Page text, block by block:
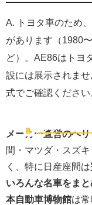
A. トヨタ車のため
があります（1980
ど）。AE86はトヨ
設には展示されま
式でご確認ください
📝 まとめ
メーカー直営のヘ
間・マツダ・スズ
く、特に日産座間は
いろんな名車をま
本自動車博物館は